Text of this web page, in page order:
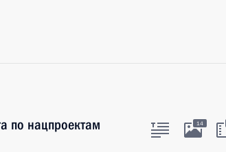
по нацпроектам
14